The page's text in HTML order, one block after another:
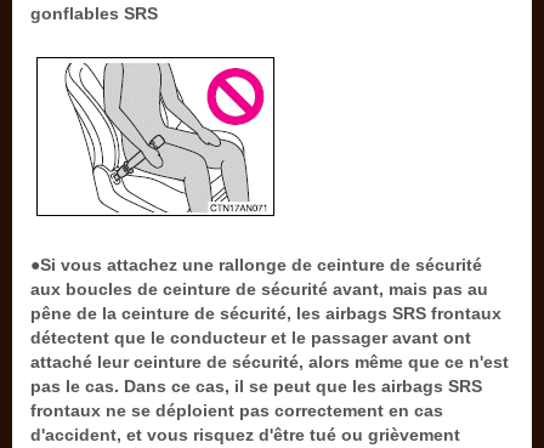
gonflables SRS
●Si vous attachez une rallonge de ceinture de sécurité
aux boucles de ceinture de sécurité avant, mais pas au
pêne de la ceinture de sécurité, les airbags SRS frontaux
détectent que le conducteur et le passager avant ont
attaché leur ceinture de sécurité, alors même que ce n'est
pas le cas. Dans ce cas, il se peut que les airbags SRS
frontaux ne se déploient pas correctement en cas
d'accident, et vous risquez d'être tué ou grièvement